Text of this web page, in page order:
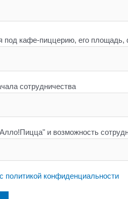
кафе-пиццерию, его площадь,
сотрудничества
и возможность
с политикой конфиденциальности